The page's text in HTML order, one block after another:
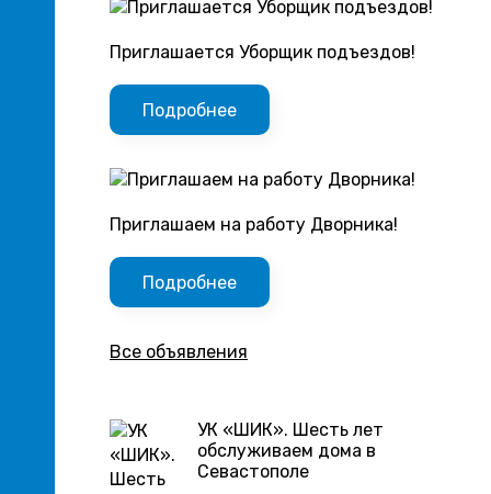
Приглашается Уборщик подъездов!
Подробнее
Приглашаем на работу Дворника!
Подробнее
Все объявления
УК «ШИК». Шесть лет
обслуживаем дома в
Севастополе